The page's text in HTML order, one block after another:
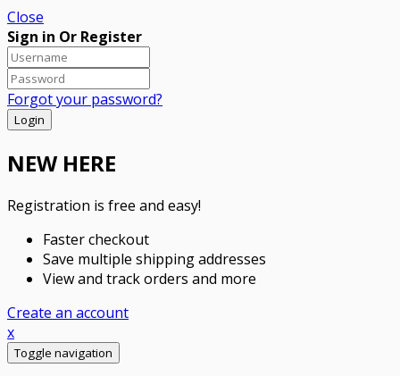
Close
Sign in Or Register
Forgot your password?
NEW HERE
Registration is free and easy!
Faster checkout
Save multiple shipping addresses
View and track orders and more
Create an account
x
Toggle navigation